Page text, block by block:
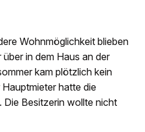
Wohnmöglichkeit blieben
in dem Haus an der
kam plötzlich kein
hatte die
Besitzerin wollte nicht